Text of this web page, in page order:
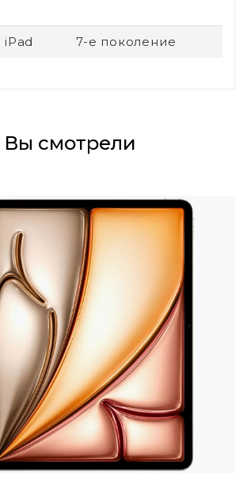
7-е поколение
Вы смотрели